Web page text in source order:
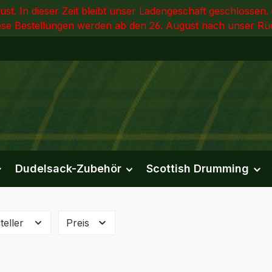
In dieser Zeit bleibt unser Ladengeschäft
Bestellungen werden ab den 26. August nach unser
Dudelsack-Zubehör Scottish Drumming
Preis